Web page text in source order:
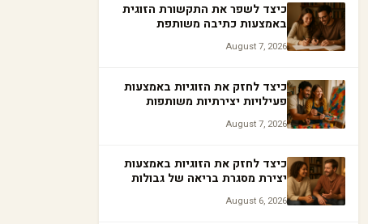
כיצד לשפר את התקשורת הזוגית
באמצעות כתיבה משותפת
August 7, 2026
כיצד לחזק את הזוגיות באמצעות
פעילויות יצירתיות משותפות
August 7, 2026
כיצד לחזק את הזוגיות באמצעות
יצירת מסגרת בריאה של גבולות
August 6, 2026